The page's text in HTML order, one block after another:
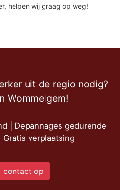
helpen wij graag op weg!
uit de regio nodig?
Wommelgem!
| Depannages gedurende
Gratis verplaatsing
contact op